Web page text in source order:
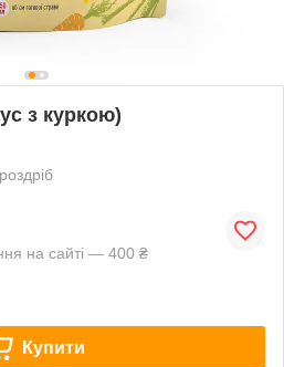
з куркою)
на сайті — 400 ₴
Купити